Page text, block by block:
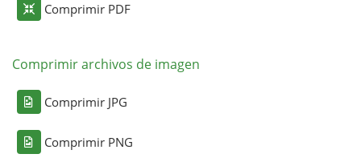
Comprimir PDF
Comprimir archivos de imagen
Comprimir JPG
Comprimir PNG